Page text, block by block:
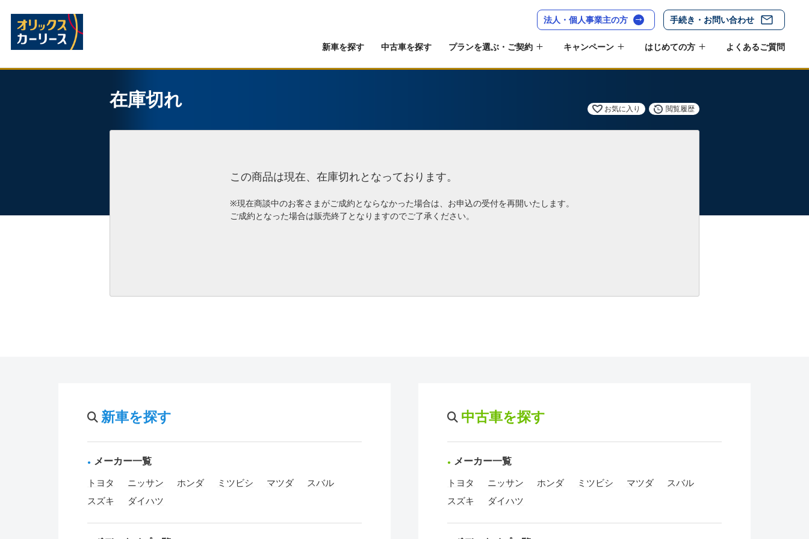
法人・個人事業主の方 手続き・お問い合わせ
新車を探す 中古車を探す プランを選ぶ・ご契約 キャンペーン はじめての方 よくあるご質問
在庫切れ お気に入り 閲覧履歴
この商品は現在、在庫切れとなっております。
※現在商談中のお客さまがご成約とならなかった場合は、お申込の受付を再開いたします。
ご成約となった場合は販売終了となりますのでご了承ください。
新車を探す
メーカー一覧
トヨタ ニッサン ホンダ ミツビシ マツダ
スバル
スズキ
ダイハツ
中古車を探す
メーカー一覧
トヨタ ニッサン ホンダ ミツビシ マツダ
スバル
スズキ
ダイハツ